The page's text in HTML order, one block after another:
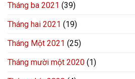
Tháng ba 2021 (39)
Tháng hai 2021 (19)
Tháng Một 2021 (25)
Tháng mười một 2020 (1)